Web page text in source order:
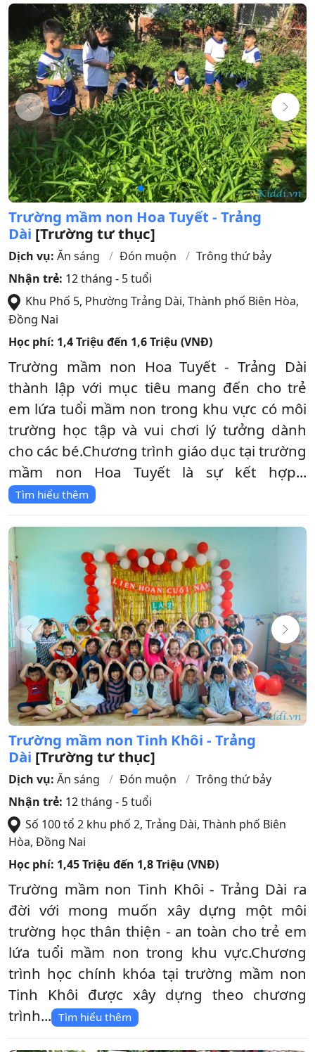
Trường mầm non Hoa Tuyết - Trảng
Dài [Trường tư thục]
Dịch vụ: Ăn sáng Đón muộn
Trông thứ bảy
Nhận trẻ: 12 tháng - 5 tuổi
Khu Phố 5, Phường Trảng Dài, Thành phố Biên Hòa,
Đồng Nai
Học phí: 1,4 Triệu đến 1,6 Triệu (VNĐ)
Trường mầm non Hoa Tuyết - Trảng Dài
thành lập với mục tiêu mang đến cho trẻ
em lứa tuổi mầm non trong khu vực có môi
trường học tập và vui chơi lý tưởng dành
cho các bé.Chương trình giáo dục tại trường
mầm non Hoa Tuyết là sự kết hợp...
Tìm hiểu thêm
Trường mầm non Tinh Khôi - Trảng
Dài [Trường tư thục]
Dịch vụ: Ăn sáng Đón muộn
Trông thứ bảy
Nhận trẻ: 12 tháng - 5 tuổi
Số 100 tổ 2 khu phố 2, Trảng Dài, Thành phố Biên
Hòa, Đồng Nai
Học phí: 1,45 Triệu đến 1,8 Triệu (VNĐ)
Trường mầm non Tinh Khôi - Trảng Dài ra
đời với mong muốn xây dựng một môi
trường học thân thiện - an toàn cho trẻ em
lứa tuổi mầm non trong khu vực.Chương
trình học chính khóa tại trường mầm non
Tinh Khôi được xây dựng theo chương
trình... Tìm hiểu thêm